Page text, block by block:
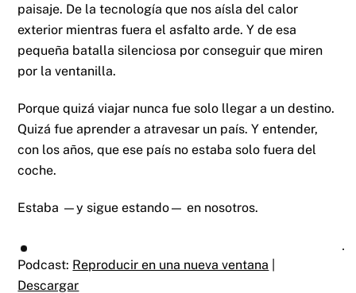
paisaje. De la tecnología que nos aísla del calor
exterior mientras fuera el asfalto arde. Y de esa
pequeña batalla silenciosa por conseguir que miren
por la ventanilla.
Porque quizá viajar nunca fue solo llegar a un destino.
Quizá fue aprender a atravesar un país. Y entender,
con los años, que ese país no estaba solo fuera del
coche.
Estaba —y sigue estando— en nosotros.
Podcast: Reproducir en una nueva ventana
Descargar